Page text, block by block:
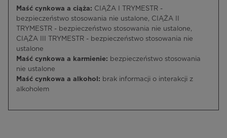
Maść cynkowa a ciąża: CIĄŻA I TRYMESTR -
bezpieczeństwo stosowania nie ustalone, CIĄŻA II
TRYMESTR - bezpieczeństwo stosowania nie ustalone,
CIĄŻA III TRYMESTR - bezpieczeństwo stosowania nie
ustalone
Maść cynkowa a karmienie: bezpieczeństwo stosowania
nie ustalone
Maść cynkowa a alkohol: brak informacji o interakcji z
alkoholem